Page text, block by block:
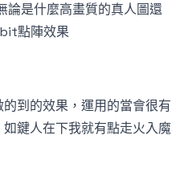
是什麼高畫質的真人圖還
點陣效果
到的效果，運用的當會很有
鍵人在下我就有點走火入魔